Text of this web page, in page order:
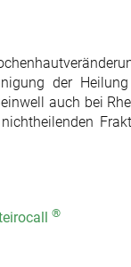
der
auch bei
®